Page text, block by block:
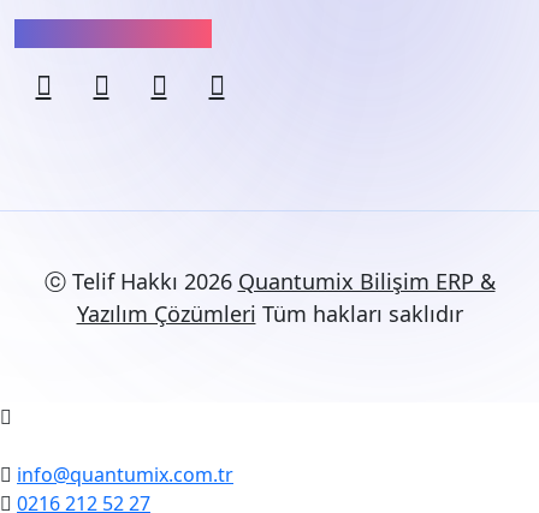
ⓒ Telif Hakkı 2026 Quantumix Bilişim ERP &
Yazılım Çözümleri Tüm hakları saklıdır
info@quantumix.com.tr
0216 212 52 27